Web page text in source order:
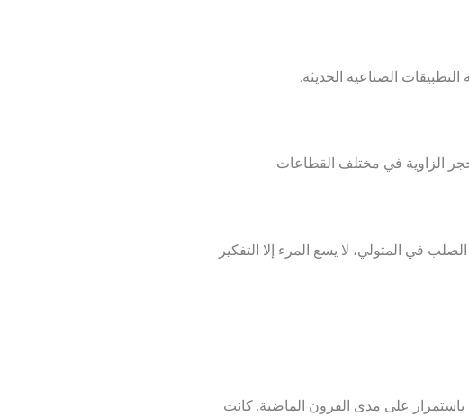
الصناعية الحديثة.
حجر الزاوية في مختلف القطاعات.
في المتولي، لا يسع المرء إلا التفكير
باستمرار على مدى القرون الماضية. كانت